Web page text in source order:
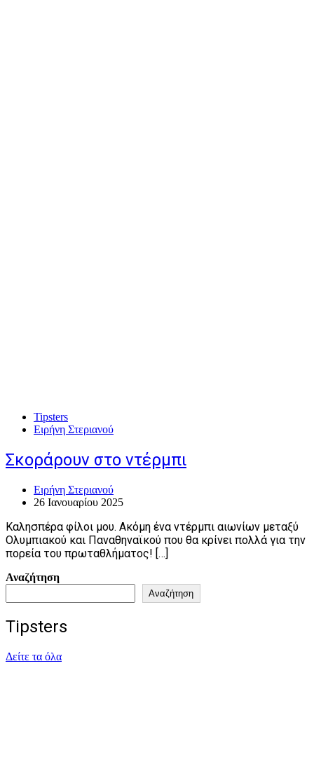
Tipsters
Ειρήνη Στεριανού
Σκοράρουν στο ντέρμπι
Ειρήνη Στεριανού
26 Ιανουαρίου 2025
Καλησπέρα φίλοι μου. Ακόμη ένα ντέρμπι αιωνίων μεταξύ
Ολυμπιακού και Παναθηναϊκού που θα κρίνει πολλά για την
πορεία του πρωταθλήματος! […]
Αναζήτηση
Αναζήτηση
Tipsters
Δείτε τα όλα